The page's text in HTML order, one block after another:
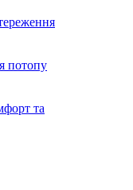
потопу
та